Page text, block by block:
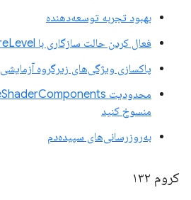
بهبود تجربه توسعه‌دهنده
فعال کردن حالت سازگاری با featureLevel
پاکسازی ویژگی‌های زیرگروه آزمایشی
منسوخ کنید
به‌روزرسانی‌های سپیده‌دم
کروم ۱۳۲